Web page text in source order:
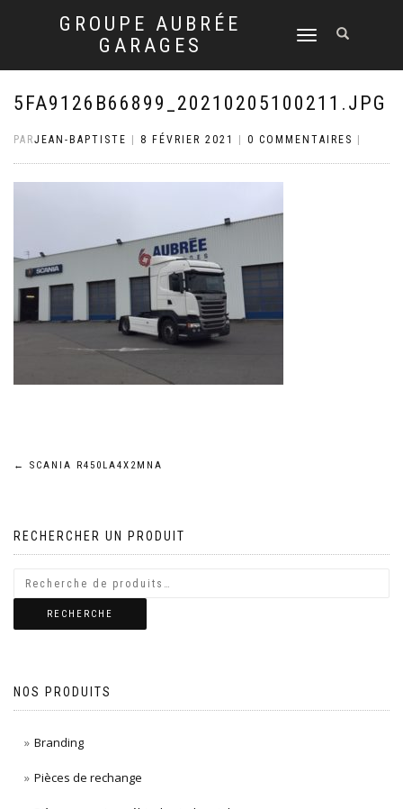
GROUPE AUBRÉE
GARAGES
DÉPLIER
NAVIGATION
5FA9126B66899_20210205100211.JPG
PARJEAN-BAPTISTE 8 FÉVRIER 2021 0 COMMENTAIRES
Navigation
l’article
← SCANIA R450LA4X2MNA
RECHERCHER UN PRODUIT
RECHERCHE
NOS PRODUITS
Branding
Pièces de rechange